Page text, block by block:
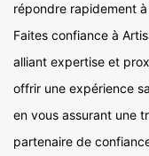
répondre rapidement
Faites confiance à
alliant expertise et
offrir une expérience
en vous assurant une
partenaire de